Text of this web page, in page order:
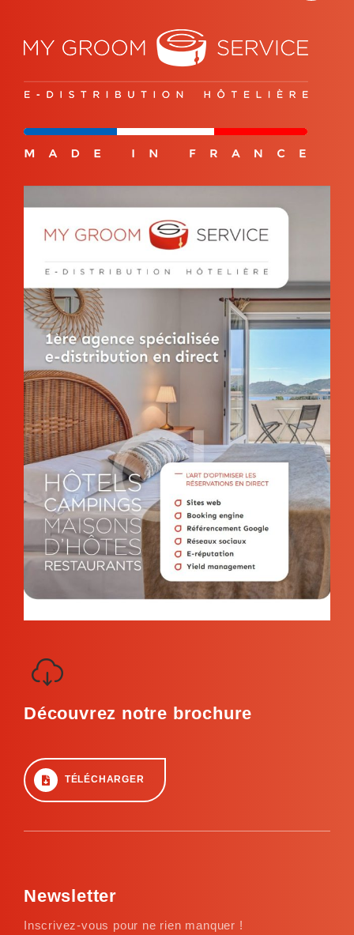
Découvrez notre brochure
TÉLÉCHARGER
Newsletter
Inscrivez-vous pour ne rien manquer !